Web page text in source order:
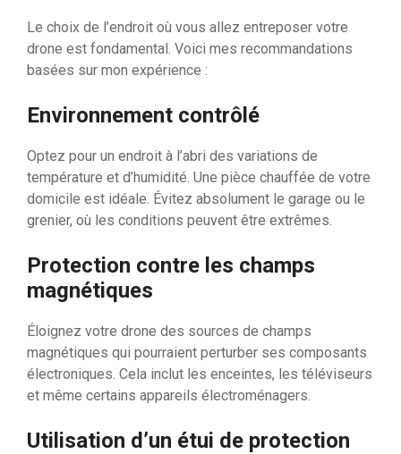
Le choix de l’endroit où vous allez entreposer votre
drone est fondamental. Voici mes recommandations
basées sur mon expérience :
Environnement contrôlé
Optez pour un endroit à l’abri des variations de
température et d’humidité. Une pièce chauffée de votre
domicile est idéale. Évitez absolument le garage ou le
grenier, où les conditions peuvent être extrêmes.
Protection contre les champs
magnétiques
Éloignez votre drone des sources de champs
magnétiques qui pourraient perturber ses composants
électroniques. Cela inclut les enceintes, les téléviseurs
et même certains appareils électroménagers.
Utilisation d’un étui de protection